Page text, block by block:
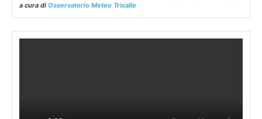
a cura di Osservatorio Meteo Tricalle